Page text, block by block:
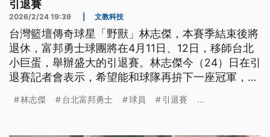
引退賽
2026/2/24 19:39 文教科技
台灣籃壇傳奇球星「野獸」林志傑，本賽季結束後將
退休，富邦勇士球團將在4月11日、12日，移師台北
小巨蛋，舉辦盛大的引退賽。林志傑今（24）日在引
退賽記者會表示，希望能和球隊再拚下一座冠軍，為
感性落淚，久久無法言語。
林志傑 台北富邦勇士 球員 引退賽 ...